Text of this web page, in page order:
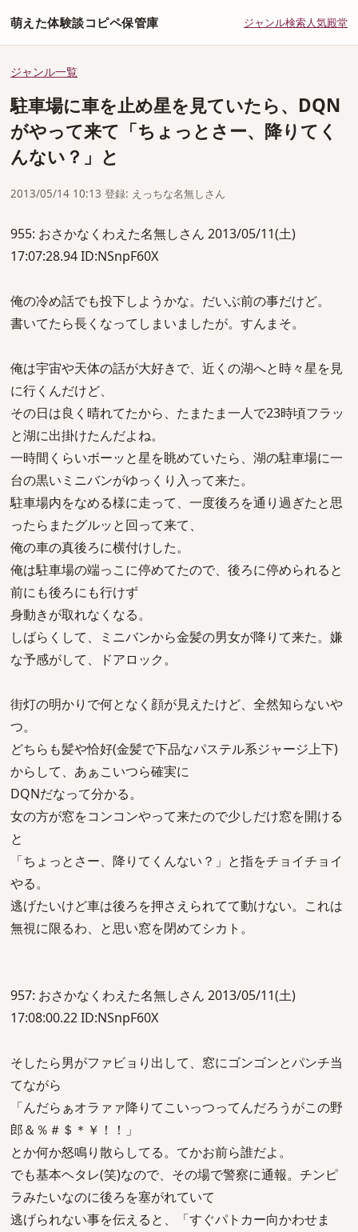
萌えた体験談コピペ保管庫 ジャンル検索人気殿堂
ジャンル一覧
駐車場に車を止め星を見ていたら、DQN
がやって来て「ちょっとさー、降りてく
んない？」と
2013/05/14 10:13 登録: えっちな名無しさん
955: おさかなくわえた名無しさん 2013/05/11(土)
17:07:28.94 ID:NSnpF60X
俺の冷め話でも投下しようかな。だいぶ前の事だけど。
書いてたら長くなってしまいましたが。すんまそ。
俺は宇宙や天体の話が大好きで、近くの湖へと時々星を見
に行くんだけど、
その日は良く晴れてたから、たまたま一人で23時頃フラッ
と湖に出掛けたんだよね。
一時間くらいボーッと星を眺めていたら、湖の駐車場に一
台の黒いミニバンがゆっくり入って来た。
駐車場内をなめる様に走って、一度後ろを通り過ぎたと思
ったらまたグルッと回って来て、
俺の車の真後ろに横付けした。
俺は駐車場の端っこに停めてたので、後ろに停められると
前にも後ろにも行けず
身動きが取れなくなる。
しばらくして、ミニバンから金髪の男女が降りて来た。嫌
な予感がして、ドアロック。
街灯の明かりで何となく顔が見えたけど、全然知らないや
つ。
どちらも髪や恰好(金髪で下品なパステル系ジャージ上下)
からして、あぁこいつら確実に
DQNだなって分かる。
女の方が窓をコンコンやって来たので少しだけ窓を開ける
と
「ちょっとさー、降りてくんない？」と指をチョイチョイ
やる。
逃げたいけど車は後ろを押さえられてて動けない。これは
無視に限るわ、と思い窓を閉めてシカト。
957: おさかなくわえた名無しさん 2013/05/11(土)
17:08:00.22 ID:NSnpF60X
そしたら男がファビョり出して、窓にゴンゴンとパンチ当
てながら
「んだらぁオラァァ降りてこいっつってんだろうがこの野
郎＆％＃＄＊￥！！」
とか何か怒鳴り散らしてる。てかお前ら誰だよ。
でも基本ヘタレ(笑)なので、その場で警察に通報。チンピ
ラみたいなのに後ろを塞がれていて
逃げられない事を伝えると、「すぐパトカー向かわせま